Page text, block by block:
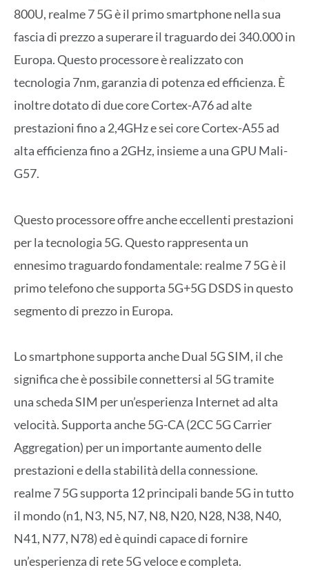
800U, realme 7 5G è il primo smartphone nella sua
fascia di prezzo a superare il traguardo dei 340.000 in
Europa. Questo processore è realizzato con
tecnologia 7nm, garanzia di potenza ed efficienza. È
inoltre dotato di due core Cortex-A76 ad alte
prestazioni fino a 2,4GHz e sei core Cortex-A55 ad
alta efficienza fino a 2GHz, insieme a una GPU Mali-
G57.
Questo processore offre anche eccellenti prestazioni
per la tecnologia 5G. Questo rappresenta un
ennesimo traguardo fondamentale: realme 7 5G è il
primo telefono che supporta 5G+5G DSDS in questo
segmento di prezzo in Europa.
Lo smartphone supporta anche Dual 5G SIM, il che
significa che è possibile connettersi al 5G tramite
una scheda SIM per un’esperienza Internet ad alta
velocità. Supporta anche 5G-CA (2CC 5G Carrier
Aggregation) per un importante aumento delle
prestazioni e della stabilità della connessione.
realme 7 5G supporta 12 principali bande 5G in tutto
il mondo (n1, N3, N5, N7, N8, N20, N28, N38, N40,
N41, N77, N78) ed è quindi capace di fornire
un’esperienza di rete 5G veloce e completa.